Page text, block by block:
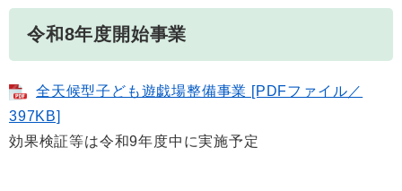
令和8年度開始事業
全天候型子ども遊戯場整備事業 [PDFファイル／
397KB]
​効果検証等は令和9年度中に実施予定